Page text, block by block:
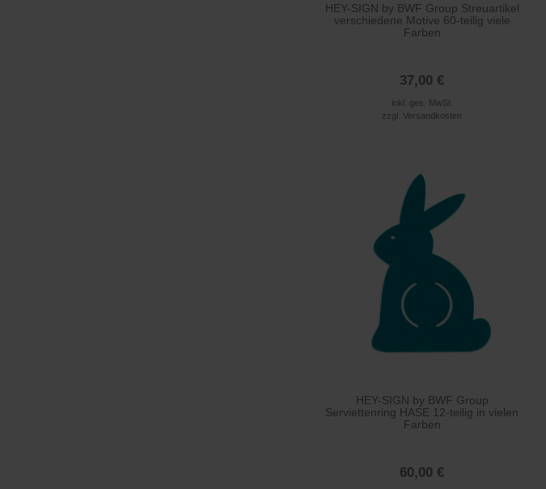
HEY-SIGN by BWF Group Streuartikel
verschiedene Motive 60-teilig viele
Farben
37,00 €
inkl. ges. MwSt.
zzgl.Versandkosten
HEY-SIGN by BWF Group
Serviettenring HASE 12-teilig in vielen
Farben
60,00 €